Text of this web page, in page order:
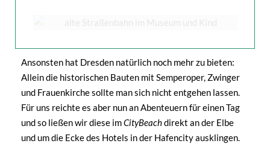
Ansonsten hat Dresden natürlich noch mehr zu bieten:
Allein die historischen Bauten mit Semperoper, Zwinger
und Frauenkirche sollte man sich nicht entgehen lassen.
Für uns reichte es aber nun an Abenteuern für einen Tag
und so ließen wir diese imCityBeachdirekt an der Elbe
und um die Ecke des Hotels in der Hafencity ausklingen.